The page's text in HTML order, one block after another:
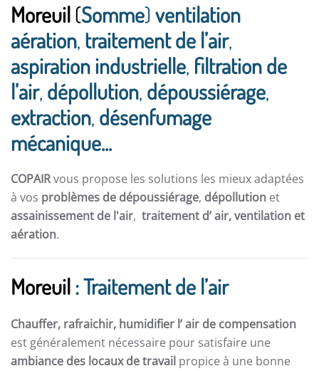
Moreuil(Somme)ventilation
aération, traitement de l’air,
aspiration industrielle, filtration de
l’air, dépollution, dépoussiérage,
extraction, désenfumage
mécanique...
COPAIRvous propose les solutions les mieux adaptées
à vos problèmes de dépoussiérage, dépollution et
assainissement de l'air, traitement d’ air,ventilation et
aération.
Moreuil: Traitement de l’air
Chauffer, rafraichir, humidifier l’ air de compensation
est généralement nécessaire pour satisfaire une
ambiance des locaux de travail propice à une bonne